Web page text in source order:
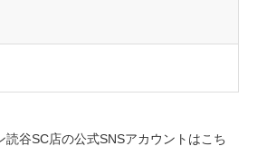
読谷SC店の公式SNSアカウントはこち